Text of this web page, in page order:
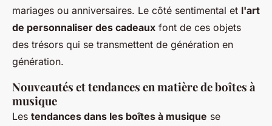
mariages ou anniversaires. Le côté sentimental et l'art
de personnaliser des cadeaux font de ces objets
des trésors qui se transmettent de génération en
génération.
Nouveautés et tendances en matière de boîtes à
musique
Les tendances dans les boîtes à musique se